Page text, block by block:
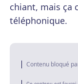
chiant, mais ça
téléphonique.
Contenu bloqué